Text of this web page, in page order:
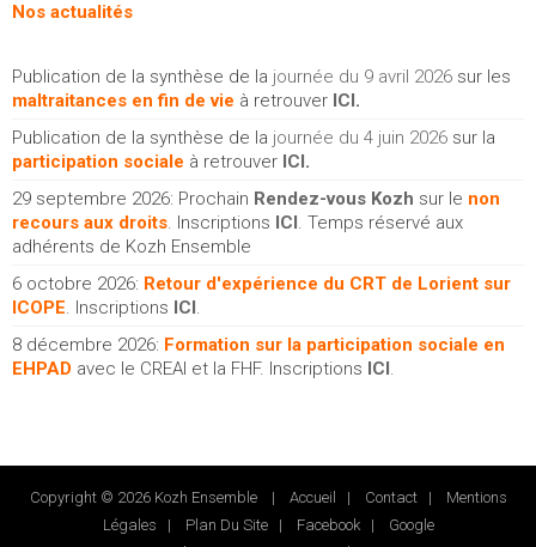
Nos actualités
Publication de la synthèse de la journée du 9 avril 2026 sur les
maltraitances en fin de vie à retrouver ICI .
Publication de la synthèse de la journée du 4 juin 2026 sur la
participation sociale à retrouver ICI .
29 septembre 2026: Prochain Rendez-vous Kozh sur le non
recours aux droits. Inscriptions ICI . Temps réservé aux
adhérents de Kozh Ensemble
6 octobre 2026: Retour d'expérience du CRT de Lorient sur
ICOPE. Inscriptions ICI .
8 décembre 2026: Formation sur la participation sociale en
EHPAD avec le CREAI et la FHF. Inscriptions ICI .
Copyright © 2026 Kozh Ensemble | Accueil | Contact| Mentions
Légales | Plan Du Site| Facebook| Google